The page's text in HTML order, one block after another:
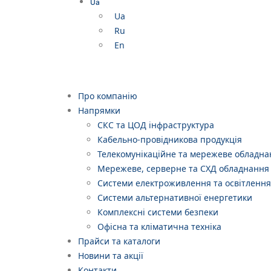
Ua
Ua
Ru
En
Про компанію
Напрямки
СКС та ЦОД інфраструктура
Кабельно-провідникова продукція
Телекомунікаційне та мережеве
Мережеве, серверне та СХД обладнання
Системи електроживлення та освітлення
Системи альтернативної енергетики
Комплексні системи безпеки
Офісна та кліматична техніка
Прайси та каталоги
Новини та акції